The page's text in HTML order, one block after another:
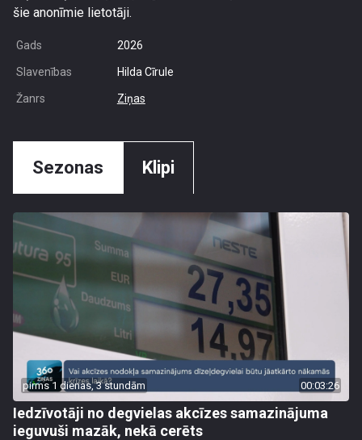
šie anonīmie lietotāji.
Gads 2026
Slavenības Hilda Cīrule
Žanrs Ziņas
Sezonas Klipi
pirms 1 dienas, 3 stundām 00:03:26
Iedzīvotāji no degvielas akcīzes samazinājuma
ieguvuši mazāk, nekā cerēts